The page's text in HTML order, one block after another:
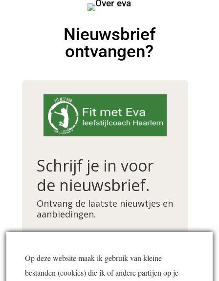
Nieuwsbrief
ontvangen?
Schrijf je in voor
de nieuwsbrief.
Ontvang de laatste nieuwtjes en
aanbiedingen.
Op deze website maak ik gebruik van kleine
bestanden (cookies) die ik of andere partijen op je